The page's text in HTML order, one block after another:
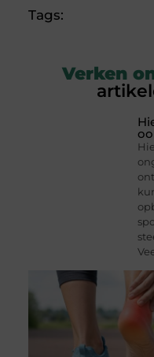
Tags:
Verken